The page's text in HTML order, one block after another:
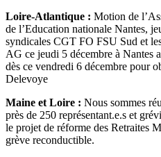
Loire-Atlantique : Motion de
de l’Education nationale Nantes,
syndicales CGT FO FSU Sud et
AG ce jeudi 5 décembre à Nantes
dès ce vendredi 6 décembre pour
Delevoye
Maine et Loire : Nous sommes
près de 250 représentant.e.s et
le projet de réforme des Retraites
grève reconductible.